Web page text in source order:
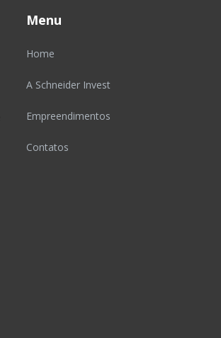
Menu
Home
A Schneider Invest
Empreendimentos
Contatos